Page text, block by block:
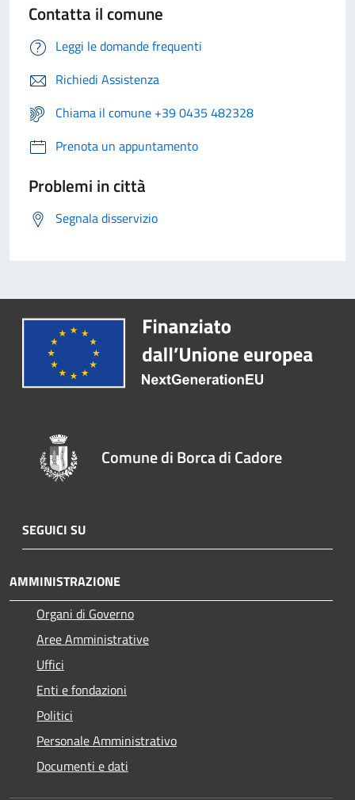
Contatta il comune
Leggi le domande frequenti
Richiedi Assistenza
Chiama il comune +39 0435 482328
Prenota un appuntamento
Problemi in città
Segnala disservizio
Comune di Borca di Cadore
SEGUICI SU
AMMINISTRAZIONE
Organi di Governo
Aree Amministrative
Uffici
Enti e fondazioni
Politici
Personale Amministrativo
Documenti e dati